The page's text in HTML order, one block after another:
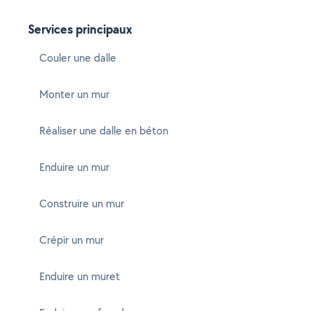
Services principaux
Couler une dalle
Monter un mur
Réaliser une dalle en béton
Enduire un mur
Construire un mur
Crépir un mur
Enduire un muret